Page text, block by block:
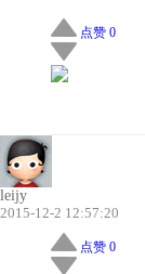
点赞 0
leijy
2015-12-2 12:57:20
点赞 0